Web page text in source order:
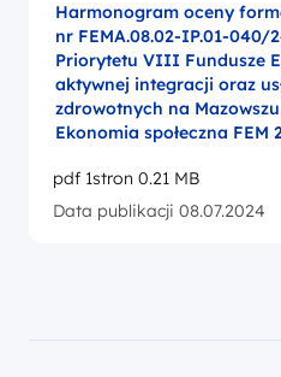
Harmonogram oceny
nr FEMA.08.02-IP.01-040/
Priorytetu VIII Fundusze
aktywnej integracji oraz
zdrowotnych na
Ekonomia społeczna FEM
pdf 1stron 0.21 MB
Data publikacji 08.07.2024